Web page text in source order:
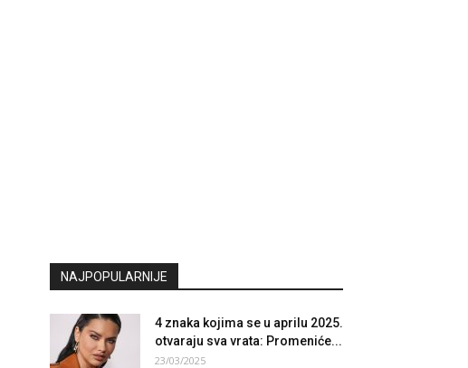
NAJPOPULARNIJE
4 znaka kojima se u aprilu 2025.
otvaraju sva vrata: Promeniće...
23/03/2025